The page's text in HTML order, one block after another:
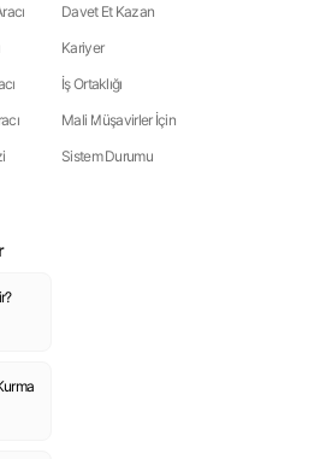
Davet Et Kazan
Kariyer
İş Ortaklığı
Mali Müşavirler İçin
Sistem Durumu